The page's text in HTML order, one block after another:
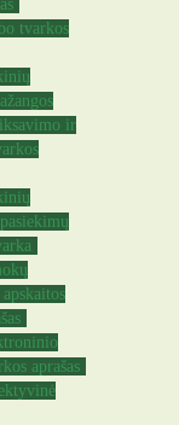
tvarkos
ir
aprašas